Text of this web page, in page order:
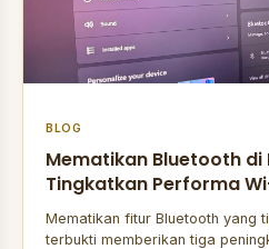
BLOG
Mematikan Bluetooth di
Tingkatkan Performa
Mematikan fitur Bluetooth yang
terbukti memberikan tiga